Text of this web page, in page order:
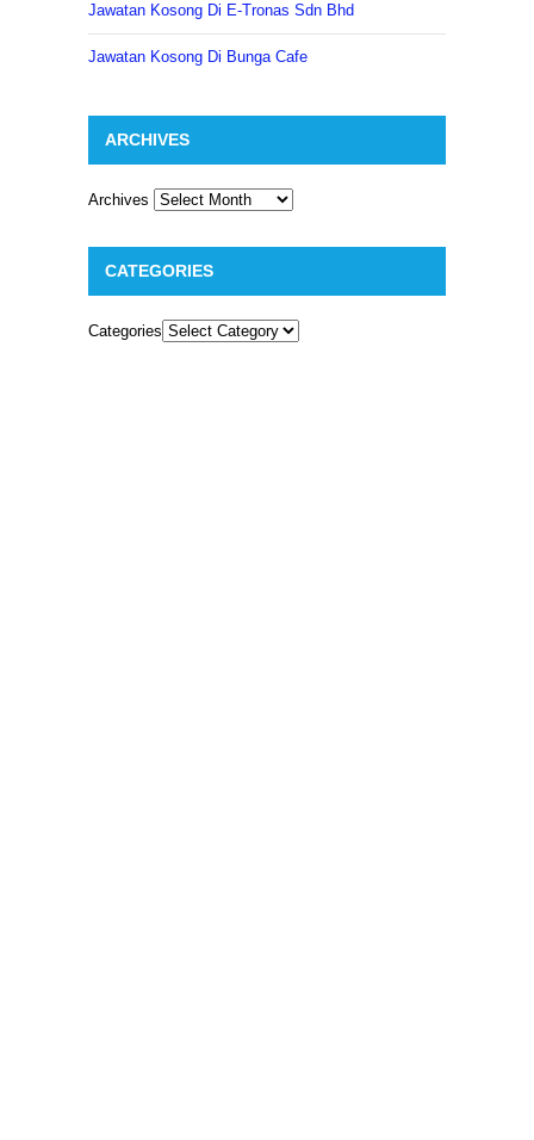
Jawatan Kosong Di E-Tronas Sdn Bhd
Jawatan Kosong Di Bunga Cafe
ARCHIVES
Archives
CATEGORIES
Categories